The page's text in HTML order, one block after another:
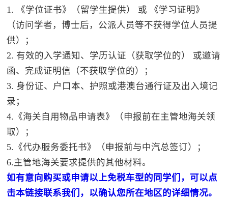
1. 《学位证书》（留学生提供） 或 《学习证明》
（访问学者，博士后，公派人员等不获得学位人员提
供）；
2. 有效的入学通知、学历认证（获取学位的） 或邀请
函、完成证明信（不获取学位的）；
3. 身份证、户口本、护照或港澳台通行证及出入境记
录；
4.《海关自用物品申请表》（申报前在主管地海关领
取）；
5.《代办服务委托书》（申报前与中汽总签订）；
6.主管地海关要求提供的其他材料。
如有意向购买或申请以上免税车型的同学们，可以点
击本链接联系我们，以确认您所在地区的详细情况。